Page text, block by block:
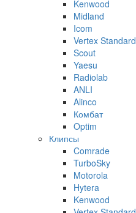
Kenwood
Midland
Icom
Vertex Standard
Scout
Yaesu
Radiolab
ANLI
Alinco
Комбат
Optim
Клипсы
Comrade
TurboSky
Motorola
Hytera
Kenwood